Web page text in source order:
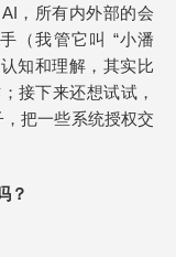
，所有内外部的会
（我管它叫 “小潘
知和理解，其实比
接下来还想试试，
把一些系统授权交
？